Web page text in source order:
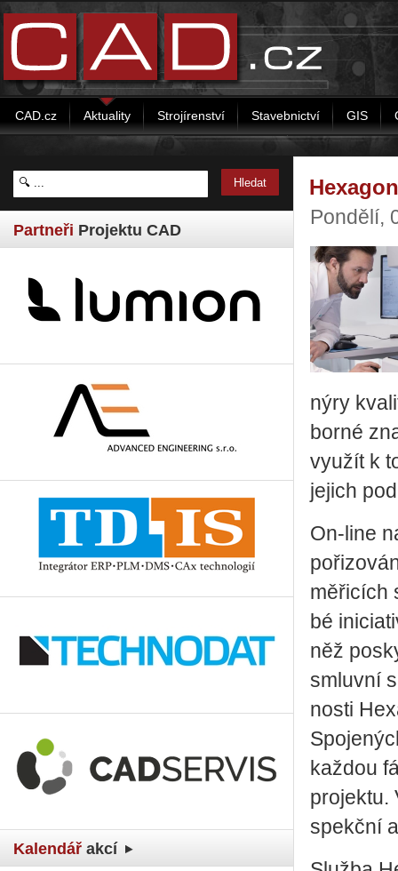
CAD.cz Aktuality Strojírenství Stavebnictví GIS
Partneři Projektu CAD
Kalendář akcí
Pondělí,
ný­ry
bor­né
vy­u­žít k
je­jich
On-line
mě­ři­cích
bé
něž
smluv­ní
nos­ti
kaž­dou
pro­jek­tu.
spekč­ní